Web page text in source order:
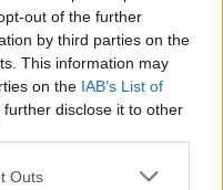
out of the further
by third parties on the
This information may
on the IAB’s List of
further disclose it to other
one or more Google
Outs